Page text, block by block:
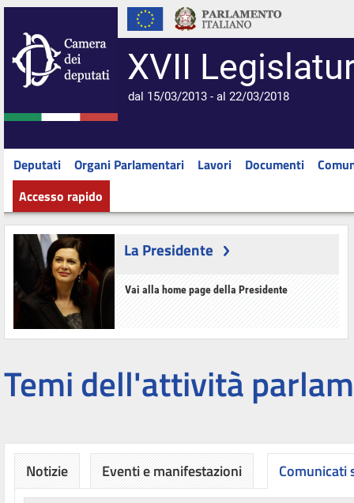
XVII
dal 15/03/2013 - al 22/03/2018
Deputati Organi Parlamentari Lavori Documenti
Accesso rapido
La Presidente
Vai alla home page della Presidente
Temi dell'attività
Notizie Eventi e manifestazioni Comunicati